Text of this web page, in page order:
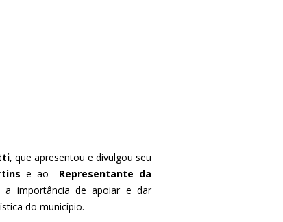
, que apresentou e divulgou seu
e ao Representante da
a importância de apoiar e dar
do município.